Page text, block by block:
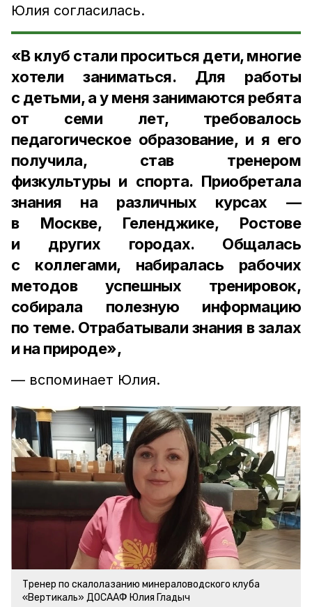
Юлия согласилась.
«В клуб стали проситься дети, многие
хотели заниматься. Для работы
с детьми, а у меня занимаются ребята
от семи лет, требовалось
педагогическое образование, и я его
получила, став тренером
физкультуры и спорта. Приобретала
знания на различных курсах —
в Москве, Геленджике, Ростове
и других городах. Общалась
с коллегами, набиралась рабочих
методов успешных тренировок,
собирала полезную информацию
по теме. Отрабатывали знания в залах
и на природе»,
— вспоминает Юлия.
Тренер по скалолазанию минераловодского клуба
«Вертикаль» ДОСААФ Юлия Гладыч